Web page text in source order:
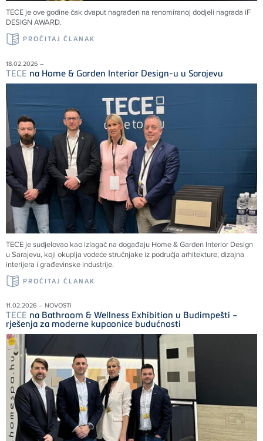
TECE je ove godine čak dvaput nagrađen na renomiranoj dodjeli nagrada iF
DESIGN AWARD.
PROČITAJ ČLANAK
18.02.2026 –
TECE na Home & Garden Interior Design-u u Sarajevu
TECE je sudjelovao kao izlagač na događaju Home & Garden Interior Design
u Sarajevu, koji okuplja vodeće stručnjake iz područja arhitekture, dizajna
interijera i građevinske industrije.
PROČITAJ ČLANAK
11.02.2026 – NOVOSTI
TECE na Bathroom & Wellness Exhibition u Budimpešti –
rješenja za moderne kupaonice budućnosti